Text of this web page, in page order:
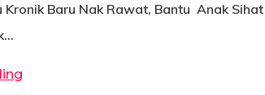
Kronik Baru Nak Rawat, Bantu Anak